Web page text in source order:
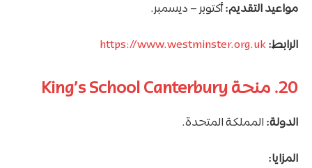
مواعيد التقديم:أكتوبر – ديسمبر.
الرابط:https://www.westminster.org.uk
20. منحة King’s School Canterbury
الدولة: المملكة المتحدة.
المزايا: